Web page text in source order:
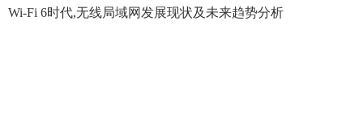
Wi-Fi 6时代,无线局域网发展现状及未来趋势分析